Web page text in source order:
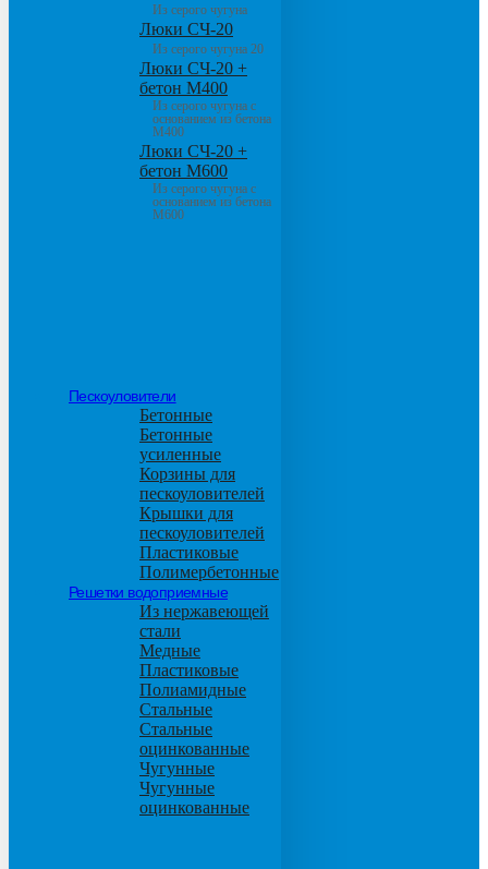
Из серого чугуна
Люки СЧ-20
Из серого чугуна 20
Люки СЧ-20 +
бетон М400
Из серого чугуна с
основанием из бетона
М400
Люки СЧ-20 +
бетон М600
Из серого чугуна с
основанием из бетона
М600
Пескоуловители
Бетонные
Бетонные
усиленные
Корзины для
пескоуловителей
Крышки для
пескоуловителей
Пластиковые
Полимербетонные
Решетки водоприемные
Из нержавеющей
стали
Медные
Пластиковые
Полиамидные
Стальные
Стальные
оцинкованные
Чугунные
Чугунные
оцинкованные